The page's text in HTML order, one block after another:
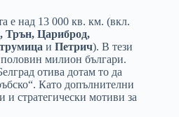
е над 13 000 кв. км. (вкл.
Трън, Цариброд,
и Петрич). В тези
милион българи.
отива дотам то да
Като допълнителни
и стратегически мотиви за